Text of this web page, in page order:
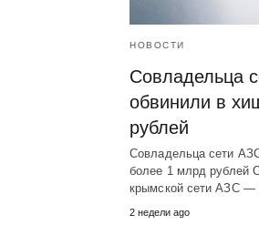
НОВОСТИ
Совладельца
обвинили в
рублей
Совладельца сети
более 1 млрд рублей
крымской сети АЗС
2 недели ago